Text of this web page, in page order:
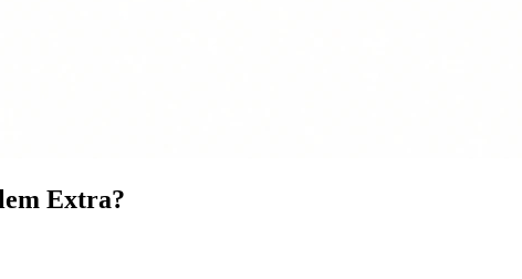
Extra?